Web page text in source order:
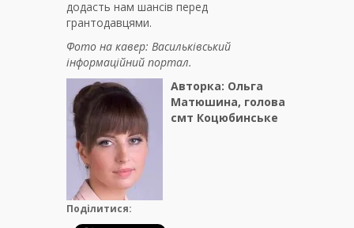
додасть нам шансів перед
грантодавцями.
Фото на кавер: Васильківський
інформаційний портал.
Авторка: Ольга
Матюшина, голова
смт Коцюбинське
Поділитися: